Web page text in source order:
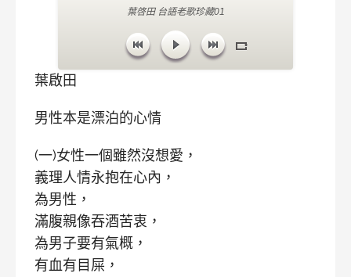
葉啓田 台語老歌珍藏01
葉啟田
男性本是漂泊的心情
(一)女性一個雖然沒想愛，
義理人情永抱在心內，
為男性，
滿腹親像吞酒苦衷，
為男子要有氣概，
有血有目屎，